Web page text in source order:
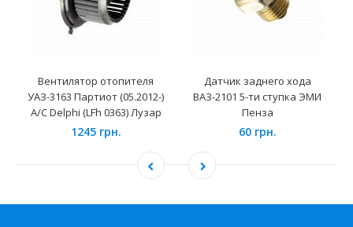
Вентилятор отопителя
УАЗ-3163 Партиот (05.2012-)
А/С Delphi (LFh 0363) Лузар
1245 грн.
Датчик заднего хода
ВАЗ-2101 5-ти ступка ЭМИ
Пенза
60 грн.